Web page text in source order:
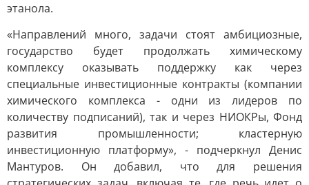
этанола.
«Направлений много, задачи стоят амбициозные,
государство будет продолжать химическому
комплексу оказывать поддержку как через
специальные инвестиционные контракты (компании
химического комплекса - одни из лидеров по
количеству подписаний), так и через НИОКРы, Фонд
развития промышленности; кластерную
инвестиционную платформу», - подчеркнул Денис
Мантуров. Он добавил, что для решения